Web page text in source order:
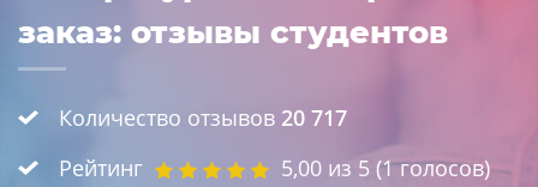
заказ: отзывы студентов
Количество отзывов 20 717
Рейтинг
5,00 из 5 (1голосов)